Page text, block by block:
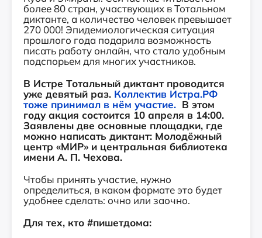
более 80 стран, участвующих в Тотальном
диктанте, а количество человек превышает
270 000! Эпидемиологическая ситуация
прошлого года подарила возможность
писать работу онлайн, что стало удобным
подспорьем для многих участников.
В Истре Тотальный диктант проводится
уже девятый раз. Коллектив Истра.РФ
тоже принимал в нём участие. В этом
году акция состоится 10 апреля в 14:00.
Заявлены две основные площадки, где
можно написать диктант: Молодёжный
центр «МИР» и центральная библиотека
имени А. П. Чехова.
Чтобы принять участие, нужно
определиться, в каком формате это будет
удобнее сделать: очно или заочно.
Для тех, кто #пишетдома: